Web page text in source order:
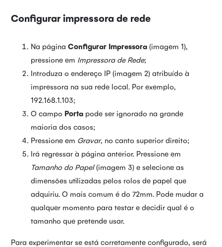
Configurar impressora de rede
Na páginaConfigurar Impressora(imagem 1),
pressione em Impressora de Rede;
Introduza o endereço IP (imagem 2) atribuído à
impressora na sua rede local. Por exemplo,
192.168.1.103;
O campo Porta pode ser ignorado na grande
maioria dos casos;
Pressione em Gravar, no canto superior direito;
Irá regressar à página anterior. Pressione em
Tamanho do Papel(imagem 3) e selecione as
dimensões utilizadas pelos rolos de papel que
adquiriu. O mais comum é do 72mm. Pode mudar a
qualquer momento para testar e decidir qual é o
tamanho que pretende usar.
Para experimentar se está corretamente configurado, será